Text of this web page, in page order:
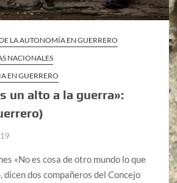
LA AUTONOMÍA EN GUERRERO
NACIONALES
EN GUERRERO
un alto a la guerra»:
«No es cosa de otro mundo lo que
dicen dos compañeros del Concejo